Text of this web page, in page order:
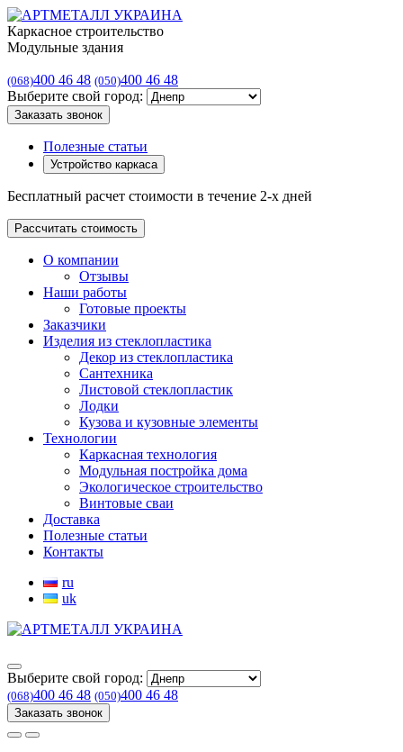
Каркасное строительство
Модульные здания
(068)400 46 48 (050)400 46 48
Выберите свой город:
Заказать звонок
Полезные статьи
Устройство каркаса
Бесплатный расчет стоимости в течение 2-х дней
Рассчитать стоимость
О компании
Отзывы
Наши работы
Готовые проекты
Заказчики
Изделия из стеклопластика
Декор из стеклопластика
Сантехника
Листовой стеклопластик
Лодки
Кузова и кузовные элементы
Технологии
Каркасная технология
Модульная постройка дома
Экологическое строительство
Винтовые сваи
Доставка
Полезные статьи
Контакты
ru
uk
Выберите свой город:
(068)400 46 48 (050)400 46 48
Заказать звонок